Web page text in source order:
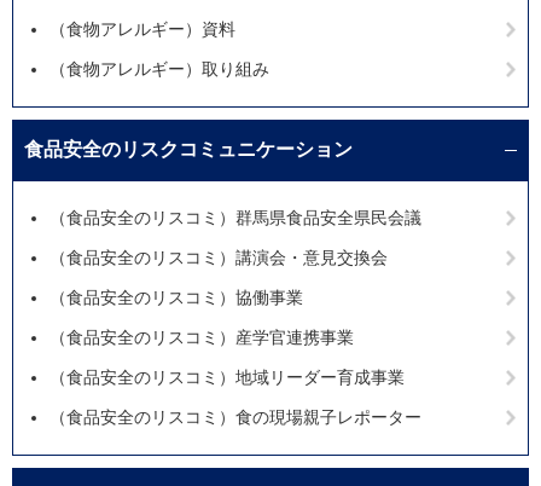
（食物アレルギー）資料
（食物アレルギー）取り組み
食品安全のリスクコミュニケーション
（食品安全のリスコミ）群馬県食品安全県民会議
（食品安全のリスコミ）講演会・意見交換会
（食品安全のリスコミ）協働事業
（食品安全のリスコミ）産学官連携事業
（食品安全のリスコミ）地域リーダー育成事業
（食品安全のリスコミ）食の現場親子レポーター